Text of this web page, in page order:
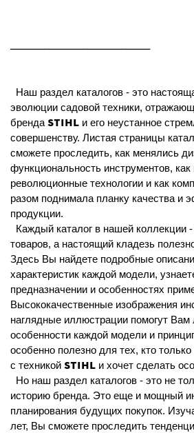
Наш раздел каталогов - это
эволюции садовой техники,
бренда STIHL и его неустанное
совершенству. Листая страницы
сможете проследить, как менялись
функциональность инструментов,
революционные технологии и как
разом поднимала планку качества и
продукции.
Каждый каталог в нашей коллекции -
товаров, а настоящий кладезь
Здесь Вы найдете подробные
характеристик каждой модели,
предназначении и особенностях
Высококачественные изображения
наглядные иллюстрации помогут Вам
особенности каждой модели и
особенно полезно для тех, кто
с техникой STIHL и хочет сделать
Но наш раздел каталогов - это не
историю бренда. Это еще и мощный
планирования будущих покупок.
лет, Вы сможете проследить